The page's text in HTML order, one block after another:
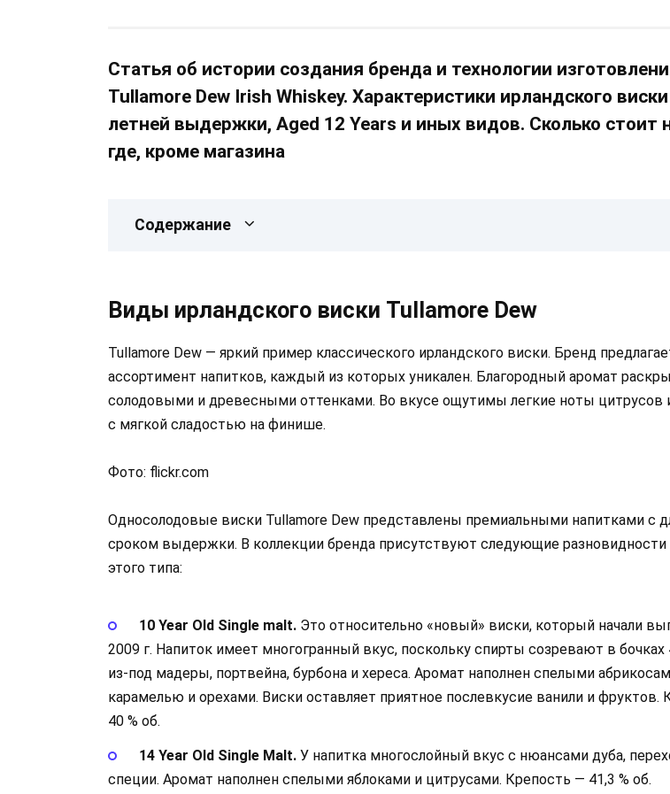
Статья об истории создания бренда и технологии
Tullamore Dew Irish Whiskey. Характеристики ирландского
летней выдержки, Aged 12 Years и иных видов. Сколько стоит
где, кроме магазина
Содержание
Виды ирландского виски Tullamore Dew
Tullamore Dew — яркий пример классического ирландского виски. Бренд
ассортимент напитков, каждый из которых уникален. Благородный аромат
солодовыми и древесными оттенками. Во вкусе ощутимы легкие ноты цитрусов
с мягкой сладостью на финише.
Фото: flickr.com
Односолодовые виски Tullamore Dew представлены премиальными напитками с
сроком выдержки. В коллекции бренда присутствуют следующие разновидности
этого типа:
10 Year Old Single malt.Это относительно «новый» виски, который начали
2009 г. Напиток имеет многогранный вкус, поскольку спирты созревают в
из-под мадеры, портвейна, бурбона и хереса. Аромат наполнен спелыми
карамелью и орехами. Виски оставляет приятное послевкусие ванили и фруктов.
40 % об.
14 Year Old Single Malt. У напитка многослойный вкус с нюансами дуба,
специи. Аромат наполнен спелыми яблоками и цитрусами. Крепость — 41,3 % об.